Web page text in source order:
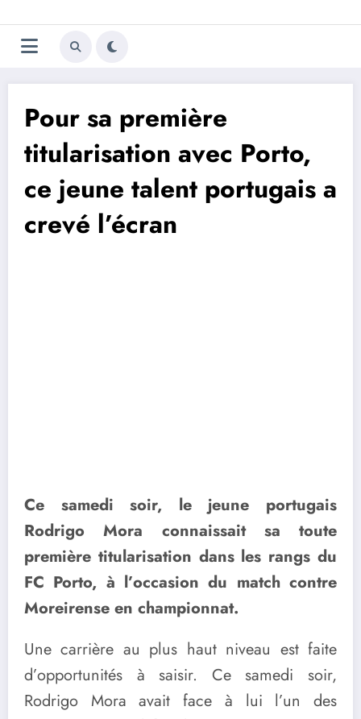
au
contenu
Trivela
L'actualité du football
Pour sa première
titularisation avec Porto,
ce jeune talent portugais a
crevé l’écran
Ce samedi soir, le jeune portugais
Rodrigo Mora connaissait sa toute
première titularisation dans les rangs du
FC Porto, à l’occasion du match contre
Moreirense en championnat.
Une carrière au plus haut niveau est faite
d’opportunités à saisir. Ce samedi soir,
Rodrigo Mora avait face à lui l’un des